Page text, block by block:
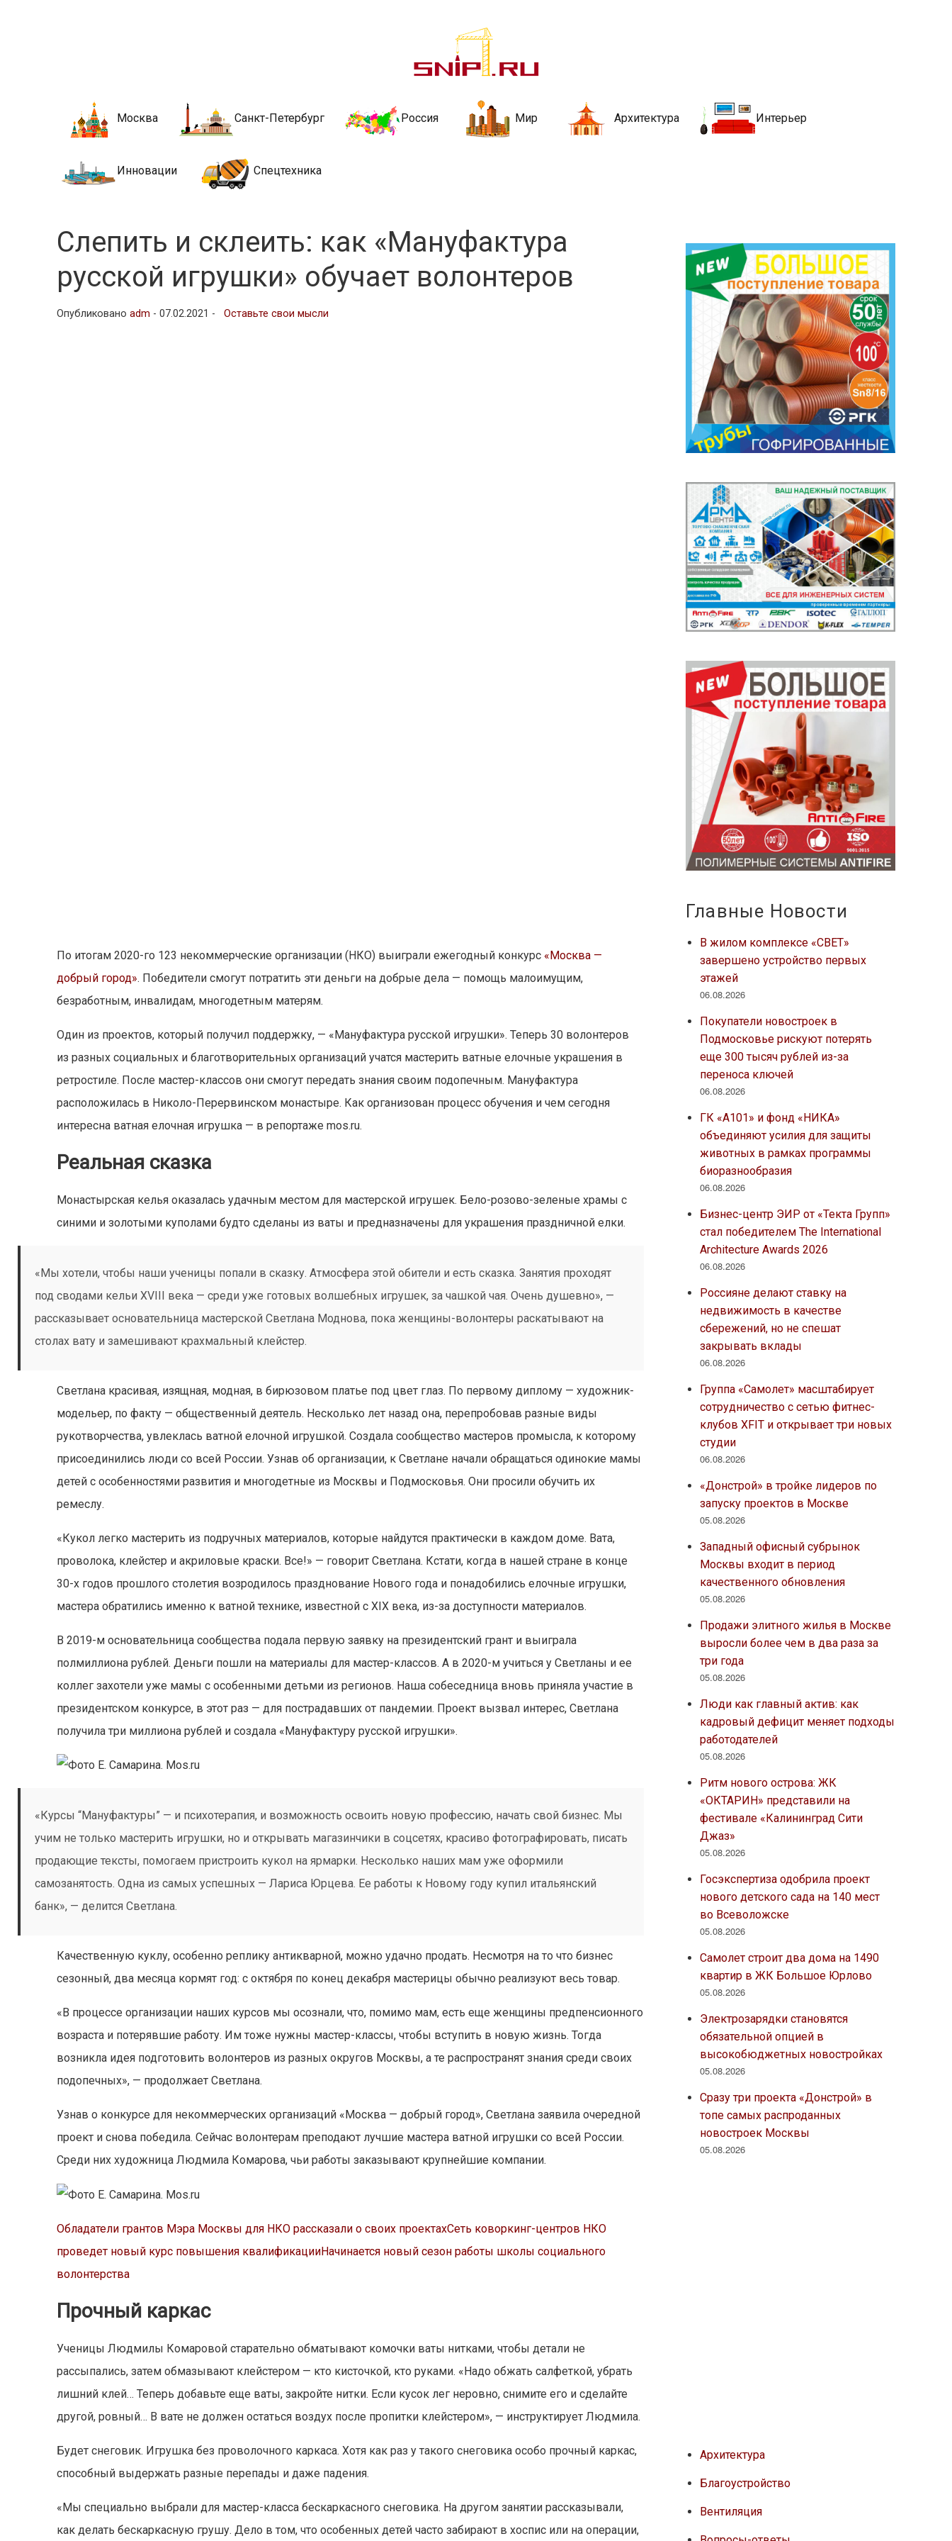
Новости строительства и недвижимости
стройкой рубрики
Москва Санкт-Петербург Россия Мир Архитектура Интерьер
Инновации Спецтехника
Слепить и склеить: как «Мануфактура
русской игрушки» обучает волонтеров
Опубликованоadm -07.02.2021 - Оставьте свои мысли
По итогам 2020-го 123 некоммерческие организации (НКО) выиграли ежегодный конкурс «Москва —
добрый город». Победители смогут потратить эти деньги на добрые дела — помощь малоимущим,
безработным, инвалидам, многодетным матерям.
Один из проектов, который получил поддержку, — «Мануфактура русской игрушки». Теперь 30 волонтеров
из разных социальных и благотворительных организаций учатся мастерить ватные елочные украшения в
ретростиле. После мастер-классов они смогут передать знания своим подопечным. Мануфактура
расположилась в Николо-Перервинском монастыре. Как организован процесс обучения и чем сегодня
интересна ватная елочная игрушка — в репортаже mos.ru.
Реальная сказка
Монастырская келья оказалась удачным местом для мастерской игрушек. Бело-розово-зеленые храмы с
синими и золотыми куполами будто сделаны из ваты и предназначены для украшения праздничной елки.
«Мы хотели, чтобы наши ученицы попали в сказку. Атмосфера этой обители и есть сказка. Занятия проходят
под сводами кельи XVIII века — среди уже готовых волшебных игрушек, за чашкой чая. Очень душевно», —
рассказывает основательница мастерской Светлана Моднова, пока женщины-волонтеры раскатывают на
столах вату и замешивают крахмальный клейстер.
Светлана красивая, изящная, модная, в бирюзовом платье под цвет глаз. По первому диплому — художник-
модельер, по факту — общественный деятель. Несколько лет назад она, перепробовав разные виды
рукотворчества, увлеклась ватной елочной игрушкой. Создала сообщество мастеров промысла, к которому
присоединились люди со всей России. Узнав об организации, к Светлане начали обращаться одинокие мамы
детей с особенностями развития и многодетные из Москвы и Подмосковья. Они просили обучить их
ремеслу.
«Кукол легко мастерить из подручных материалов, которые найдутся практически в каждом доме. Вата,
проволока, клейстер и акриловые краски. Все!» — говорит Светлана. Кстати, когда в нашей стране в конце
30-х годов прошлого столетия возродилось празднование Нового года и понадобились елочные игрушки,
мастера обратились именно к ватной технике, известной с XIX века, из-за доступности материалов.
В 2019-м основательница сообщества подала первую заявку на президентский грант и выиграла
полмиллиона рублей. Деньги пошли на материалы для мастер-классов. А в 2020-м учиться у Светланы и ее
коллег захотели уже мамы с особенными детьми из регионов. Наша собеседница вновь приняла участие в
президентском конкурсе, в этот раз — для пострадавших от пандемии. Проект вызвал интерес, Светлана
получила три миллиона рублей и создала «Мануфактуру русской игрушки».
«Курсы “Мануфактуры” — и психотерапия, и возможность освоить новую профессию, начать свой бизнес. Мы
учим не только мастерить игрушки, но и открывать магазинчики в соцсетях, красиво фотографировать, писать
продающие тексты, помогаем пристроить кукол на ярмарки. Несколько наших мам уже оформили
самозанятость. Одна из самых успешных — Лариса Юрцева. Ее работы к Новому году купил итальянский
банк», — делится Светлана.
Качественную куклу, особенно реплику антикварной, можно удачно продать. Несмотря на то что бизнес
сезонный, два месяца кормят год: с октября по конец декабря мастерицы обычно реализуют весь товар.
«В процессе организации наших курсов мы осознали, что, помимо мам, есть еще женщины предпенсионного
возраста и потерявшие работу. Им тоже нужны мастер-классы, чтобы вступить в новую жизнь. Тогда
возникла идея подготовить волонтеров из разных округов Москвы, а те распространят знания среди своих
подопечных», — продолжает Светлана.
Узнав о конкурсе для некоммерческих организаций «Москва — добрый город», Светлана заявила очередной
проект и снова победила. Сейчас волонтерам преподают лучшие мастера ватной игрушки со всей России.
Среди них художница Людмила Комарова, чьи работы заказывают крупнейшие компании.
Обладатели грантов Мэра Москвы для НКО рассказали о своих проектахСеть коворкинг-центров НКО
проведет новый курс повышения квалификацииНачинается новый сезон работы школы социального
волонтерства
Прочный каркас
Ученицы Людмилы Комаровой старательно обматывают комочки ваты нитками, чтобы детали не
рассыпались, затем обмазывают клейстером — кто кисточкой, кто руками. «Надо обжать салфеткой, убрать
лишний клей… Теперь добавьте еще ваты, закройте нитки. Если кусок лег неровно, снимите его и сделайте
другой, ровный… В вате не должен остаться воздух после пропитки клейстером», — инструктирует Людмила.
Будет снеговик. Игрушка без проволочного каркаса. Хотя как раз у такого снеговика особо прочный каркас,
способный выдержать разные перепады и даже падения.
«Мы специально выбрали для мастер-класса бескаркасного снеговика. На другом занятии рассказывали,
как делать бескаркасную грушу. Дело в том, что особенных детей часто забирают в хоспис или на операции,
Главные Новости
В жилом комплексе «СВЕТ»
завершено устройство первых
этажей
06.08.2026
Покупатели новостроек в
Подмосковье рискуют потерять
еще 300 тысяч рублей из-за
переноса ключей
06.08.2026
ГК «А101» и фонд «НИКА»
объединяют усилия для защиты
животных в рамках программы
биоразнообразия
06.08.2026
Бизнес-центр ЭИР от «Текта Групп»
стал победителем The International
Architecture Awards 2026
06.08.2026
Россияне делают ставку на
недвижимость в качестве
сбережений, но не спешат
закрывать вклады
06.08.2026
Группа «Самолет» масштабирует
сотрудничество с сетью фитнес-
клубов XFIT и открывает три новых
студии
06.08.2026
«Донстрой» в тройке лидеров по
запуску проектов в Москве
05.08.2026
Западный офисный субрынок
Москвы входит в период
качественного обновления
05.08.2026
Продажи элитного жилья в Москве
выросли более чем в два раза за
три года
05.08.2026
Люди как главный актив: как
кадровый дефицит меняет подходы
работодателей
05.08.2026
Ритм нового острова: ЖК
«ОКТАРИН» представили на
фестивале «Калининград Сити
Джаз»
05.08.2026
Госэкспертиза одобрила проект
нового детского сада на 140 мест
во Всеволожске
05.08.2026
Самолет строит два дома на 1490
квартир в ЖК Большое Юрлово
05.08.2026
Электрозарядки становятся
обязательной опцией в
высокобюджетных новостройках
05.08.2026
Сразу три проекта «Донстрой» в
топе самых распроданных
новостроек Москвы
05.08.2026
Архитектура
Благоустройство
Вентиляция